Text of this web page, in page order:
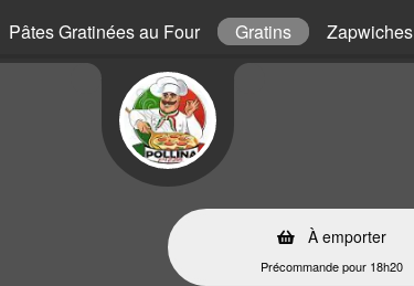
Pâtes Gratinées au Four Gratins Zapwiches
À emporter
Précommande pour 18h20